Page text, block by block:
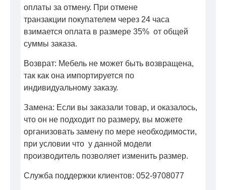
оплаты за отмену. При отмене
транзакции покупателем через 24 часа
взимается оплата в размере 35% от общей
суммы заказа.
Возврат: Мебель не может быть возвращена,
так как она импортируется по
индивидуальному заказу.
Замена: Если вы заказали товар, и оказалось,
что он не подходит по размеру, вы можете
организовать замену по мере необходимости,
при условии что у данной модели
производитель позволяет изменить размер.
Служба поддержки клиентов: 052-9708077